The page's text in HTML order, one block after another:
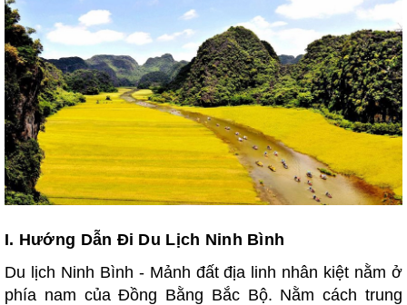
I. Hướng Dẫn Đi Du Lịch Ninh Bình
Du lịch Ninh Bình - Mảnh đất địa linh nhân kiệt nằm ở
phía nam của Đồng Bằng Bắc Bộ. Nằm cách trung